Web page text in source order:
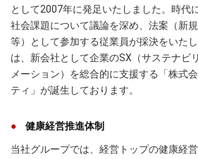
として2007年に発足いたしました。時代
社会課題について議論を深め、法案（新
等）として参加する従業員が採決をいた
は、新会社として企業のSX（サステナビ
メーション）を総合的に支援する「株式
ティ」が誕生しております。
健康経営推進体制
当社グループでは、経営トップの健康経